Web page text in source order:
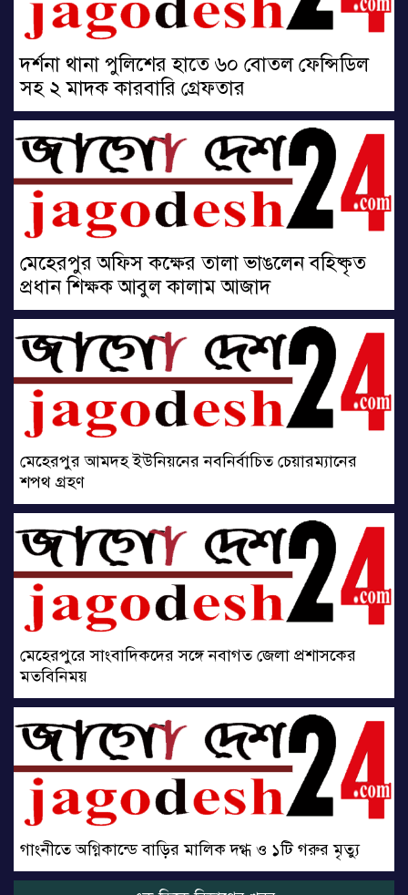
দর্শনা থানা পুলিশের হাতে ৬০ বোতল ফেন্সিডিল
সহ ২ মাদক কারবারি গ্রেফতার
মেহেরপুর অফিস কক্ষের তালা ভাঙলেন বহিষ্কৃত
প্রধান শিক্ষক আবুল কালাম আজাদ
মেহেরপুর আমদহ ইউনিয়নের নবনির্বাচিত চেয়ারম্যানের
শপথ গ্রহণ
মেহেরপুরে সাংবাদিকদের সঙ্গে নবাগত জেলা প্রশাসকের
মতবিনিময়
গাংনীতে অগ্নিকান্ডে বাড়ির মালিক দগ্ধ ও ১টি গরুর মৃত্যু